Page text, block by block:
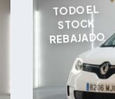
TODO EL
STOCK
REBAJADO